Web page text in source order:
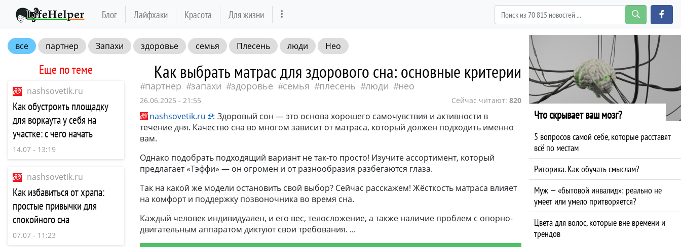
Блог Лайфхаки Красота Для жизни
все партнер Запахи здоровье семья Плесень люди Нео
Еще по теме
nashsovetik.ru
Как обустроить площадку
для воркаута у себя на
участке: с чего начать
14.07 - 13:19
nashsovetik.ru
Как избавиться от храпа:
простые привычки для
спокойного сна
07.07 - 11:23
Как выбрать матрас для здорового сна: основные критерии
партнер запахи здоровье семья плесень люди нео
26.06.2025 - 21:55 Сейчас читают: 820
nashsovetik.ru : Здоровый сон — это основа хорошего самочувствия и активности в
течение дня. Качество сна во многом зависит от матраса, который должен подходить именно
вам.
Однако подобрать подходящий вариант не так-то просто! Изучите ассортимент, который
предлагает «Тэффи» — он огромен и от разнообразия разбегаются глаза.
Так на какой же модели остановить свой выбор? Сейчас расскажем! Жёсткость матраса влияет
на комфорт и поддержку позвоночника во время сна.
Каждый человек индивидуален, и его вес, телосложение, а также наличие проблем с опорно-
двигательным аппаратом диктуют свои требования.
Что скрывает ваш мозг?
5 вопросов самой себе, которые расставят
всё по местам
Риторика. Как обучать смыслам?
Муж — «бытовой инвалид»: реально не
умеет или умело притворяется?
Цвета для волос, которые вне времени и
трендов